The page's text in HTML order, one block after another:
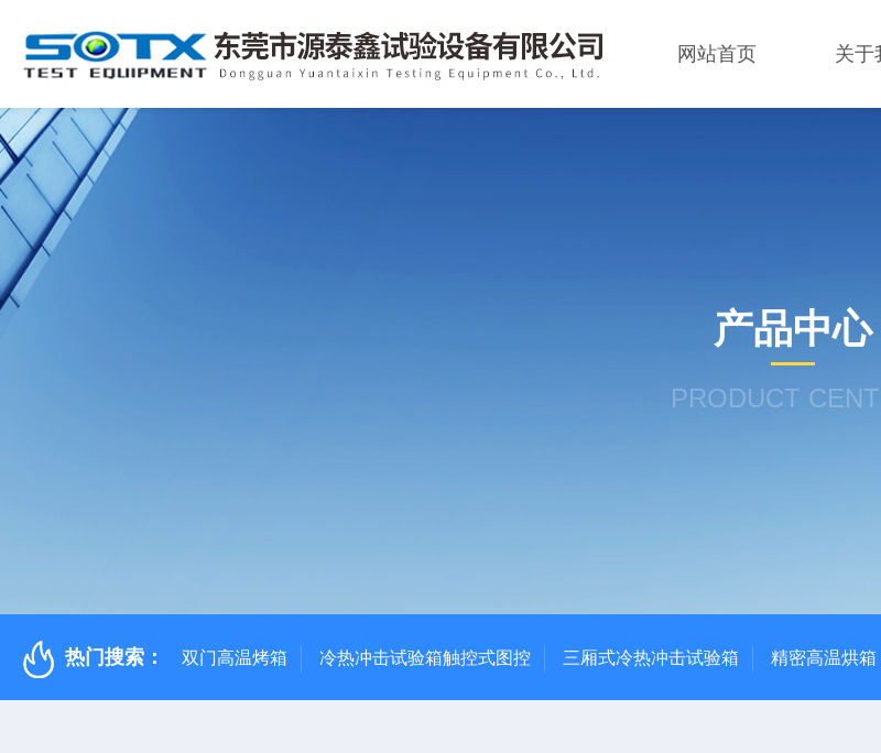
网站首页 关于
产品中心
PRODUCT
热门搜索： 双门高温烤箱 冷热冲击试验箱触控式图控 三厢式冷热冲击试验箱 精密高温烘箱